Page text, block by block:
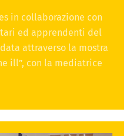
in collaborazione con
ed apprendenti del
attraverso la mostra
ill”, con la mediatrice